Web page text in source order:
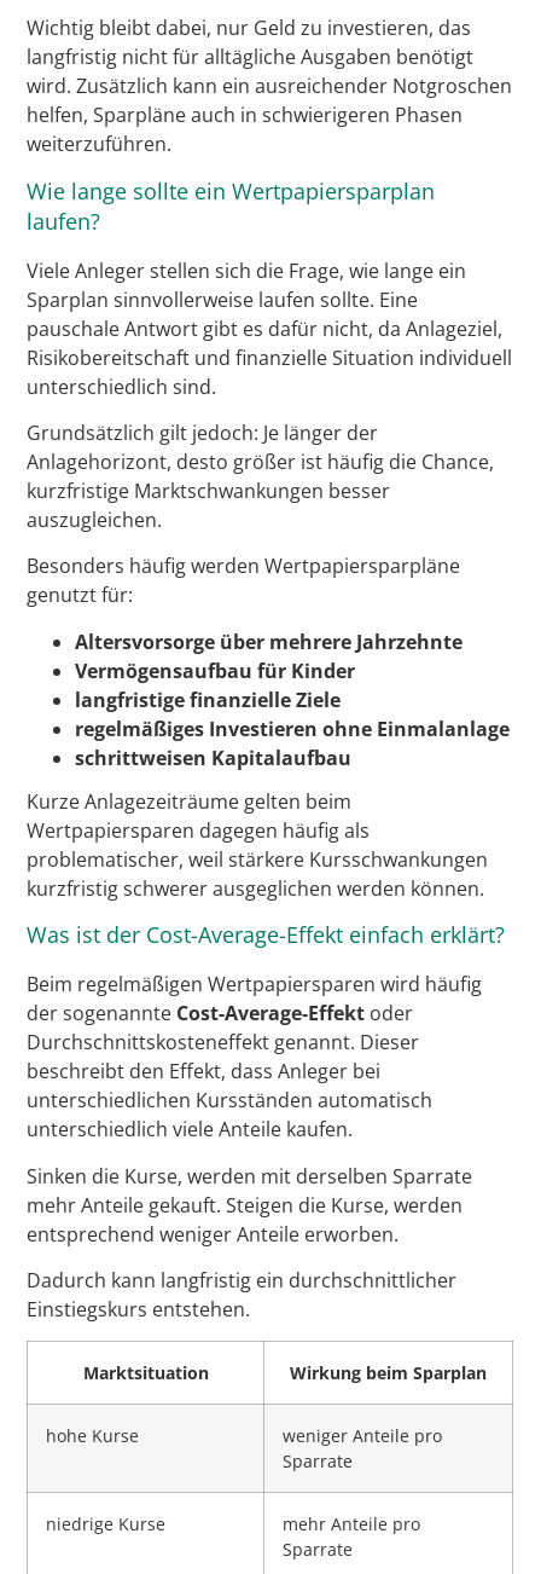
Wichtig bleibt dabei, nur Geld zu investieren, das
langfristig nicht für alltägliche Ausgaben benötigt
wird. Zusätzlich kann ein ausreichender Notgroschen
helfen, Sparpläne auch in schwierigeren Phasen
weiterzuführen.
Wie lange sollte ein Wertpapiersparplan
laufen?
Viele Anleger stellen sich die Frage, wie lange ein
Sparplan sinnvollerweise laufen sollte. Eine
pauschale Antwort gibt es dafür nicht, da Anlageziel,
Risikobereitschaft und finanzielle Situation individuell
unterschiedlich sind.
Grundsätzlich gilt jedoch: Je länger der
Anlagehorizont, desto größer ist häufig die Chance,
kurzfristige Marktschwankungen besser
auszugleichen.
Besonders häufig werden Wertpapiersparpläne
genutzt für:
Altersvorsorge über mehrere Jahrzehnte
Vermögensaufbau für Kinder
langfristige finanzielle Ziele
regelmäßiges Investieren ohne Einmalanlage
schrittweisen Kapitalaufbau
Kurze Anlagezeiträume gelten beim
Wertpapiersparen dagegen häufig als
problematischer, weil stärkere Kursschwankungen
kurzfristig schwerer ausgeglichen werden können.
Was ist der Cost-Average-Effekt einfach erklärt?
Beim regelmäßigen Wertpapiersparen wird häufig
der sogenannte Cost-Average-Effekt oder
Durchschnittskosteneffekt genannt. Dieser
beschreibt den Effekt, dass Anleger bei
unterschiedlichen Kursständen automatisch
unterschiedlich viele Anteile kaufen.
Sinken die Kurse, werden mit derselben Sparrate
mehr Anteile gekauft. Steigen die Kurse, werden
entsprechend weniger Anteile erworben.
Dadurch kann langfristig ein durchschnittlicher
Einstiegskurs entstehen.
Marktsituation Wirkung beim Sparplan
hohe Kurse
weniger Anteile pro
Sparrate
niedrige Kurse
mehr Anteile pro
Sparrate